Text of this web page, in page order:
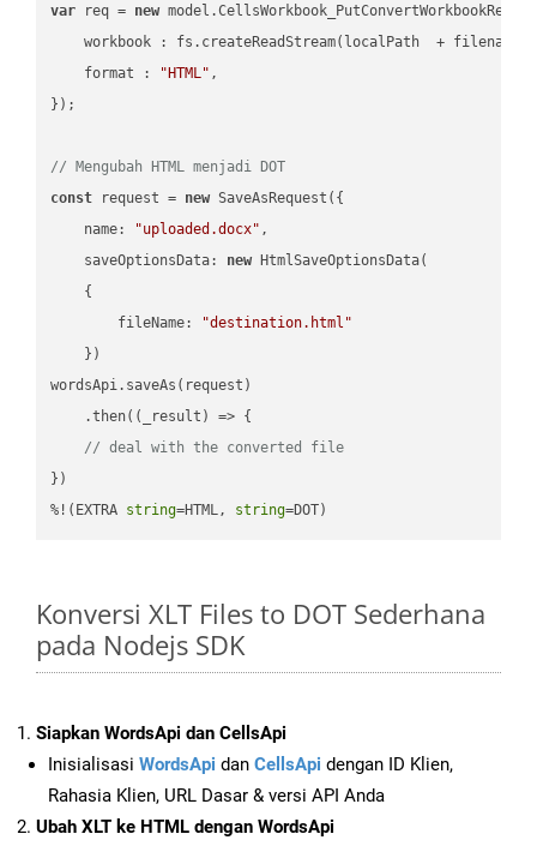
var req = new
workbook : fs.createReadStream(localPath  + filename
format : "HTML" ,
});
// Mengubah HTML menjadi DOT
const request = new SaveAsRequest({
name: "uploaded.docx" ,
saveOptionsData: new HtmlSaveOptionsData(
    {
fileName:
"destination.html"
    })
wordsApi.saveAs(request)
    .then(
( _result ) => {
// deal with the converted file
})
%!(EXTRA string=HTML, string=DOT)
Konversi XLT Files to DOT Sederhana
pada Nodejs SDK
Siapkan WordsApi dan CellsApi
Inisialisasi WordsApi dan CellsApi dengan ID Klien,
Rahasia Klien, URL Dasar & versi API Anda
Ubah XLT ke HTML dengan WordsApi